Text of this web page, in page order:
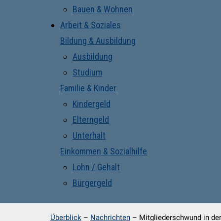
Bauen & Wohnen
Arbeit & Soziales
Bildung & Ausbildung
Ausbildung
Studium
Familie & Kinder
Kindergeld
Elterngeld
Unterhalt
Einkommen & Sozialhilfe
Lohn / Gehalt
Bürgergeld
Überblick – Nachrichten – Mitgliederschwund in